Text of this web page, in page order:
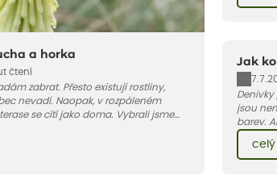
a horka
čtení
zabrat. Přesto existují rostliny,
nevadí. Naopak, v rozpáleném
se cítí jako doma. Vybrali jsme
druhy, které zvládnou horké a suché
Pojďme se podívat, které to jsou.
Jak
jsou
barev.
jakými